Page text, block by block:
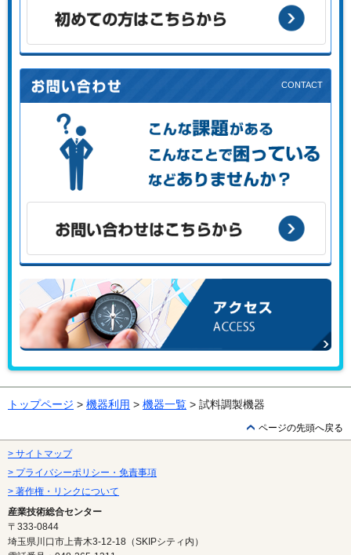
初めての方はこちらから
こんな課題がある、こんなことで困っている、などありませ
お問い合わせはこちらから
トップページ > 機器利用 > 機器一覧 > 試料調製機器
ページの先頭へ戻る
> サイトマップ
> プライバシーポリシー・免責事項
> 著作権・リンクについて
産業技術総合センター
〒333-0844
埼玉県川口市上青木3-12-18（SKIPシティ内）